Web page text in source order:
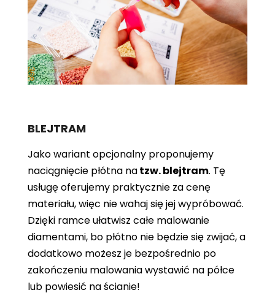
BLEJTRAM
Jako wariant opcjonalny proponujemy
naciągnięcie płótna natzw. blejtram. Tę
usługę oferujemy praktycznie za cenę
materiału, więc nie wahaj się jej wypróbować.
Dzięki ramce ułatwisz całe malowanie
diamentami, bo płótno nie będzie się zwijać, a
dodatkowo możesz je bezpośrednio po
zakończeniu malowania wystawić na półce
lub powiesić na ścianie!